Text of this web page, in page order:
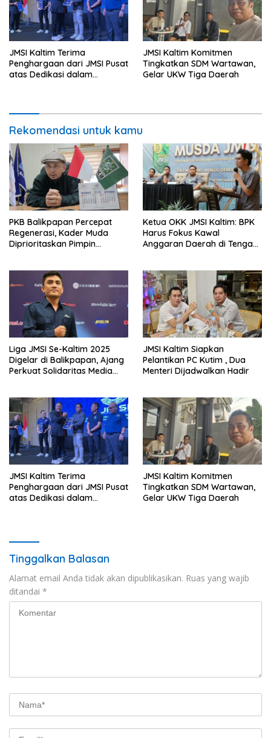
JMSI Kaltim Terima
Penghargaan dari JMSI Pusat
atas Dedikasi dalam
JMSI Kaltim Komitmen
Tingkatkan SDM Wartawan,
Gelar UKW Tiga Daerah
Rekomendasi untuk kamu
PKB Balikpapan Percepat
Regenerasi, Kader Muda
Diprioritaskan Pimpin
Ketua OKK JMSI Kaltim: BPK
Harus Fokus Kawal
Anggaran Daerah di Tengah
Liga JMSI Se-Kaltim 2025
Digelar di Balikpapan, Ajang
Perkuat Solidaritas Media
JMSI Kaltim Siapkan
Pelantikan PC Kutim , Dua
Menteri Dijadwalkan Hadir
JMSI Kaltim Terima
Penghargaan dari JMSI Pusat
atas Dedikasi dalam
JMSI Kaltim Komitmen
Tingkatkan SDM Wartawan,
Gelar UKW Tiga Daerah
Tinggalkan Balasan
Alamat email Anda tidak akan dipublikasikan. Ruas yang wajib
ditandai *